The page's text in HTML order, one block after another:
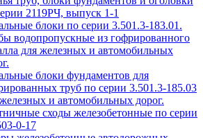
2119РЧ, выпуск 1-1
блоки по серии 3.501.3-183.01.
водопропускные из гофрированного
для железных и автомобильных
блоки фундаментов для
труб по серии 3.501.3-185.03
и автомобильных дорог.
сходы железобетонные по серии
0-17